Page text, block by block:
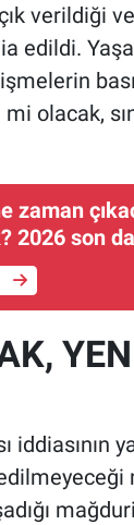
verildiği
edildi.
olacak,
zaman
2026 son